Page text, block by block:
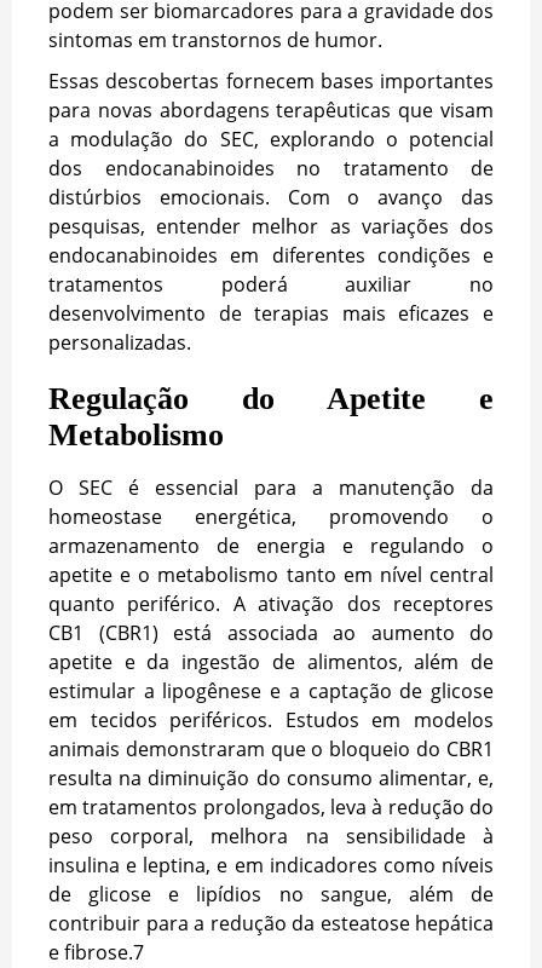
podem ser biomarcadores para a gravidade dos
sintomas em transtornos de humor.
Essas descobertas fornecem bases importantes
para novas abordagens terapêuticas que visam
a modulação do SEC, explorando o potencial
dos endocanabinoides no tratamento de
distúrbios emocionais. Com o avanço das
pesquisas, entender melhor as variações dos
endocanabinoides em diferentes condições e
tratamentos poderá auxiliar no
desenvolvimento de terapias mais eficazes e
personalizadas.
Regulação do Apetite e
Metabolismo
O SEC é essencial para a manutenção da
homeostase energética, promovendo o
armazenamento de energia e regulando o
apetite e o metabolismo tanto em nível central
quanto periférico. A ativação dos receptores
CB1 (CBR1) está associada ao aumento do
apetite e da ingestão de alimentos, além de
estimular a lipogênese e a captação de glicose
em tecidos periféricos. Estudos em modelos
animais demonstraram que o bloqueio do CBR1
resulta na diminuição do consumo alimentar, e,
em tratamentos prolongados, leva à redução do
peso corporal, melhora na sensibilidade à
insulina e leptina, e em indicadores como níveis
de glicose e lipídios no sangue, além de
contribuir para a redução da esteatose hepática
e fibrose.7